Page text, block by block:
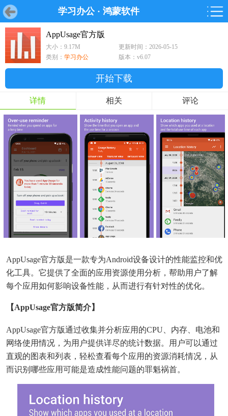
学习办公· 鸿蒙软件
首页 游戏 软件
游戏 软件 鸿蒙
游戏
鸿蒙
软件
专题
AppUsage官方版
大小：9.17M
更新时间：2026-05-15
类别： 学习办公 版本：v6.07
开始下载
详情 相关 评论
AppUsage官方版是一款专为Android设备设计的性能监控和优
化工具。它提供了全面的应用资源使用分析，帮助用户了解
每个应用如何影响设备性能，从而进行有针对性的优化。
【AppUsage官方版简介】
AppUsage官方版通过收集并分析应用的CPU、内存、电池和
网络使用情况，为用户提供详尽的统计数据。用户可以通过
直观的图表和列表，轻松查看每个应用的资源消耗情况，从
而识别哪些应用可能是造成性能问题的罪魁祸首。